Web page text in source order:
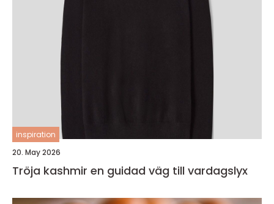
inspiration
20. May 2026
Tröja kashmir en guidad väg till vardagslyx